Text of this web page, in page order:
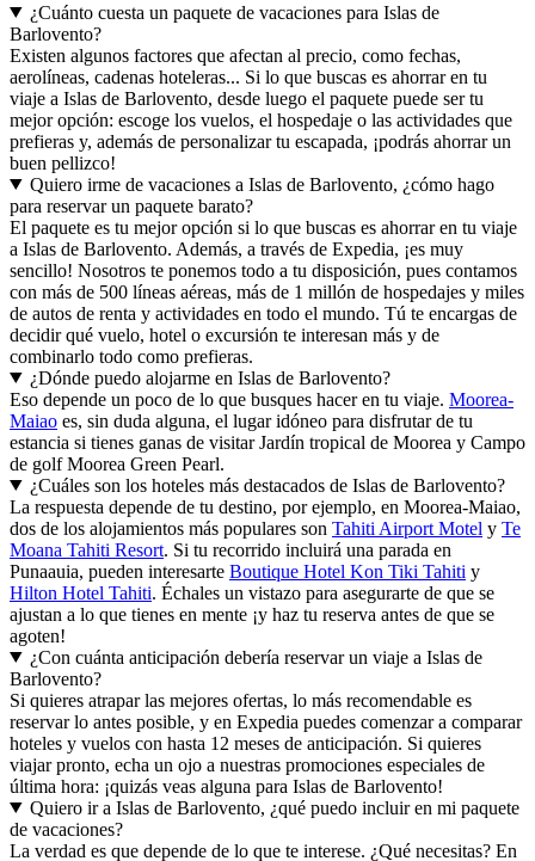
¿Cuánto cuesta un paquete de vacaciones para Islas de
Barlovento?
Existen algunos factores que afectan al precio, como fechas,
aerolíneas, cadenas hoteleras... Si lo que buscas es ahorrar en tu
viaje a Islas de Barlovento, desde luego el paquete puede ser tu
mejor opción: escoge los vuelos, el hospedaje o las actividades que
prefieras y, además de personalizar tu escapada, ¡podrás ahorrar un
buen pellizco!
Quiero irme de vacaciones a Islas de Barlovento, ¿cómo hago
para reservar un paquete barato?
El paquete es tu mejor opción si lo que buscas es ahorrar en tu viaje
a Islas de Barlovento. Además, a través de Expedia, ¡es muy
sencillo! Nosotros te ponemos todo a tu disposición, pues contamos
con más de 500 líneas aéreas, más de 1 millón de hospedajes y miles
de autos de renta y actividades en todo el mundo. Tú te encargas de
decidir qué vuelo, hotel o excursión te interesan más y de
combinarlo todo como prefieras.
¿Dónde puedo alojarme en Islas de Barlovento?
Eso depende un poco de lo que busques hacer en tu viaje. Moorea-
Maiao es, sin duda alguna, el lugar idóneo para disfrutar de tu
estancia si tienes ganas de visitar Jardín tropical de Moorea y Campo
de golf Moorea Green Pearl.
¿Cuáles son los hoteles más destacados de Islas de Barlovento?
La respuesta depende de tu destino, por ejemplo, en Moorea-Maiao,
dos de los alojamientos más populares son Tahiti Airport Motel y Te
Moana Tahiti Resort. Si tu recorrido incluirá una parada en
Punaauia, pueden interesarte Boutique Hotel Kon Tiki Tahiti y
Hilton Hotel Tahiti. Échales un vistazo para asegurarte de que se
ajustan a lo que tienes en mente ¡y haz tu reserva antes de que se
agoten!
¿Con cuánta anticipación debería reservar un viaje a Islas de
Barlovento?
Si quieres atrapar las mejores ofertas, lo más recomendable es
reservar lo antes posible, y en Expedia puedes comenzar a comparar
hoteles y vuelos con hasta 12 meses de anticipación. Si quieres
viajar pronto, echa un ojo a nuestras promociones especiales de
última hora: ¡quizás veas alguna para Islas de Barlovento!
Quiero ir a Islas de Barlovento, ¿qué puedo incluir en mi paquete
de vacaciones?
La verdad es que depende de lo que te interese. ¿Qué necesitas? En